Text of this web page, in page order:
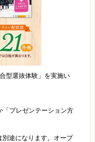
型選抜体験」を実施い
「プレゼンテーション方
途になります。オープ